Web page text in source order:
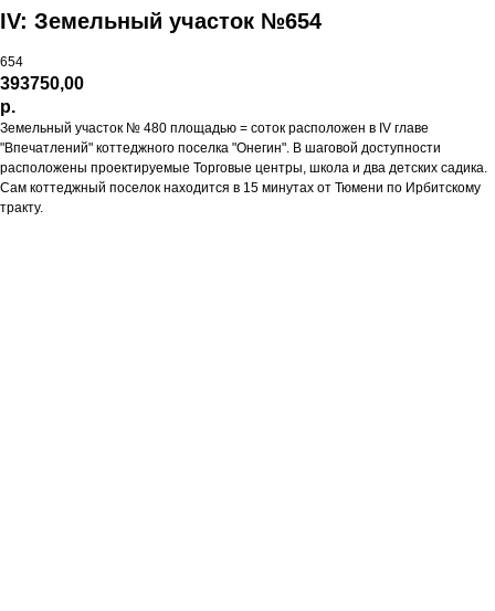
IV: Земельный участок №654
654
393750,00
р.
Земельный участок № 480 площадью = соток расположен в IV главе
"Впечатлений" коттеджного поселка "Онегин". В шаговой доступности
расположены проектируемые Торговые центры, школа и два детских садика.
Сам коттеджный поселок находится в 15 минутах от Тюмени по Ирбитскому
тракту.